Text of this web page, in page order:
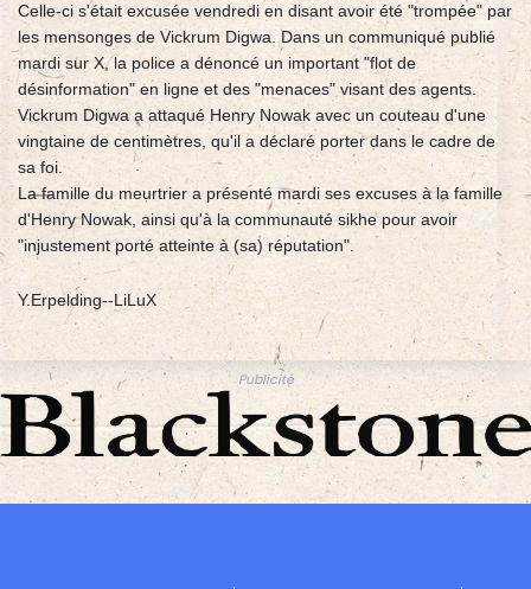
Celle-ci s'était excusée vendredi en disant avoir été "trompée" par
les mensonges de Vickrum Digwa. Dans un communiqué publié
mardi sur X, la police a dénoncé un important "flot de
désinformation" en ligne et des "menaces" visant des agents.
Vickrum Digwa a attaqué Henry Nowak avec un couteau d'une
vingtaine de centimètres, qu'il a déclaré porter dans le cadre de
sa foi.
La famille du meurtrier a présenté mardi ses excuses à la famille
d'Henry Nowak, ainsi qu'à la communauté sikhe pour avoir
"injustement porté atteinte à (sa) réputation".
Y.Erpelding--LiLuX
Publicité